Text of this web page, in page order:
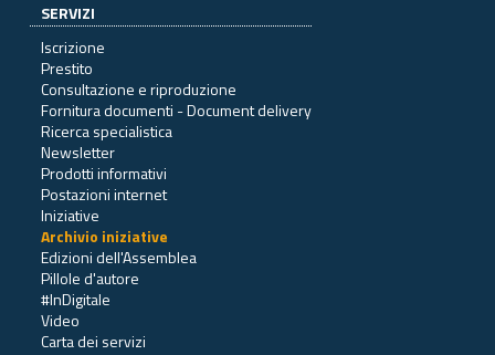
SERVIZI
Iscrizione
Prestito
Consultazione e riproduzione
Fornitura documenti - Document delivery
Ricerca specialistica
Newsletter
Prodotti informativi
Postazioni internet
Iniziative
Archivio iniziative
Edizioni dell'Assemblea
Pillole d'autore
#InDigitale
Video
Carta dei servizi